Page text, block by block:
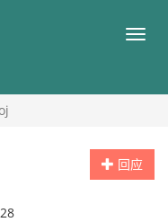
目
回应